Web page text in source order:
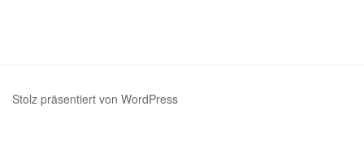
Stolz präsentiert von WordPress